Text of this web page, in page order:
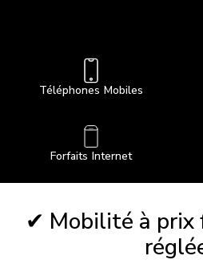
Téléphones Mobiles
Forfaits Internet
✔ Mobilité à prix